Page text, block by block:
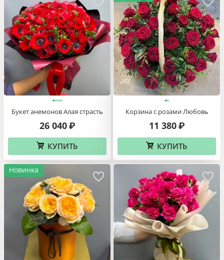
Букет анемонов Алая страсть
26 040 ₽
КУПИТЬ
Корзина с розами Любовь
11 380 ₽
КУПИТЬ
Новинка